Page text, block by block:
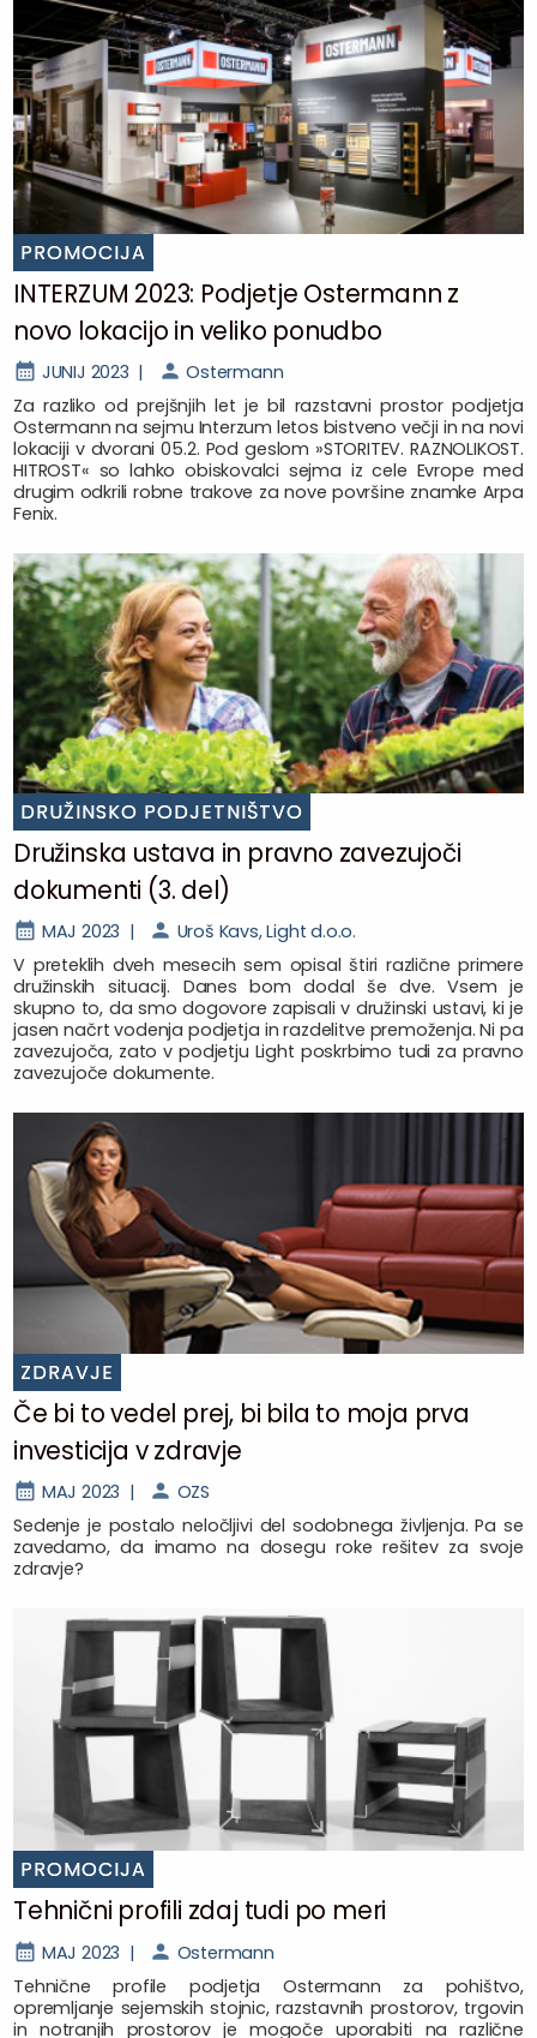
PROMOCIJA
INTERZUM 2023: Podjetje Ostermann z
novo lokacijo in veliko ponudbo
JUNIJ 2023 |
Ostermann
Za razliko od prejšnjih let je bil razstavni prostor podjetja
Ostermann na sejmu Interzum letos bistveno večji in na novi
lokaciji v dvorani 05.2. Pod geslom »STORITEV. RAZNOLIKOST.
HITROST« so lahko obiskovalci sejma iz cele Evrope med
drugim odkrili robne trakove za nove površine znamke Arpa
Fenix.
DRUŽINSKO PODJETNIŠTVO
Družinska ustava in pravno zavezujoči
dokumenti (3. del)
MAJ 2023 |
Uroš Kavs, Light d.o.o.
V preteklih dveh mesecih sem opisal štiri različne primere
družinskih situacij. Danes bom dodal še dve. Vsem je
skupno to, da smo dogovore zapisali v družinski ustavi, ki je
jasen načrt vodenja podjetja in razdelitve premoženja. Ni pa
zavezujoča, zato v podjetju Light poskrbimo tudi za pravno
zavezujoče dokumente.
ZDRAVJE
Če bi to vedel prej, bi bila to moja prva
investicija v zdravje
MAJ 2023 |
OZS
Sedenje je postalo neločljivi del sodobnega življenja. Pa se
zavedamo, da imamo na dosegu roke rešitev za svoje
zdravje?
PROMOCIJA
Tehnični profili zdaj tudi po meri
MAJ 2023 |
Ostermann
Tehnične profile podjetja Ostermann za pohištvo,
opremljanje sejemskih stojnic, razstavnih prostorov, trgovin
in notranjih prostorov je mogoče uporabiti na različne